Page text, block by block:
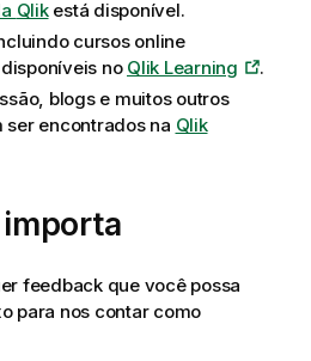
Qlikestá disponível.
cursos online
no Qlik Learning
.
blogs e muitos outros
ser encontrados na Qlik
feedback que você possa
para nos contar como